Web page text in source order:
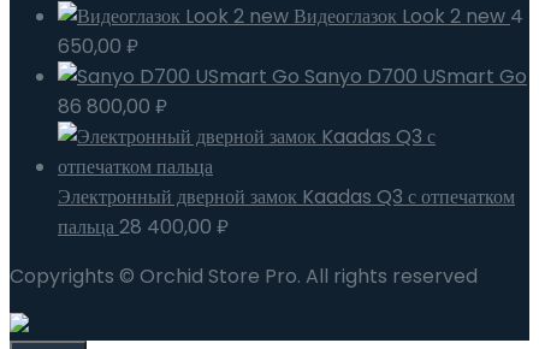
Видеоглазок Look 2 new 4
650,00 ₽
Sanyo D700 USmart Go
86 800,00 ₽
Электронный дверной замок Kaadas Q3 с отпечатком
пальца28 400,00 ₽
Copyrights © Orchid Store Pro. All rights reserved